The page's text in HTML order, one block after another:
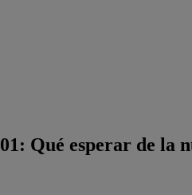
Qué esperar de la